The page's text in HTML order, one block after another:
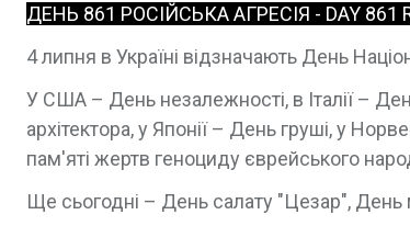
ДЕНЬ 861 РОСІЙСЬКА АГРЕСІЯ - DAY 861
4 липня в Україні відзначають День
У США – День незалежності, в Італії –
архітектора, у Японії – День груші, у
пам'яті жертв геноциду єврейського
Ще сьогодні – День салату "Цезар", День